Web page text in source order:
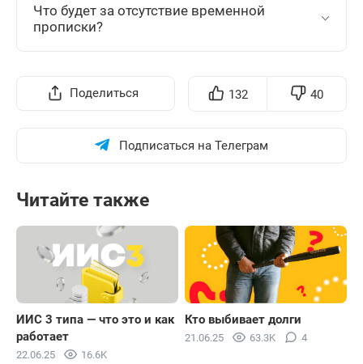
Что будет за отсутствие временной
прописки?
Поделиться 132 40
Подписаться на Телеграм
Читайте также
ИИС 3 типа — что это и как
работает
22.06.25 16.6K
Кто выбивает долги
21.06.25 63.3K 4